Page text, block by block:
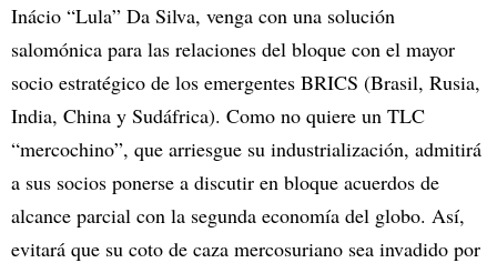
Inácio “Lula” Da Silva, venga con una solución
salomónica para las relaciones del bloque con el mayor
socio estratégico de los emergentes BRICS (Brasil, Rusia,
India, China y Sudáfrica). Como no quiere un TLC
“mercochino”, que arriesgue su industrialización, admitirá
a sus socios ponerse a discutir en bloque acuerdos de
alcance parcial con la segunda economía del globo. Así,
evitará que su coto de caza mercosuriano sea invadido por